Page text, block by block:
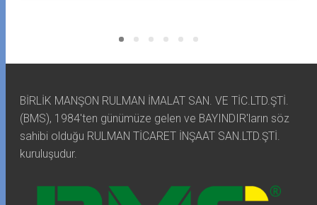
BİRLİK MANŞON RULMAN İMALAT SAN. VE TİC.LTD.ŞTİ.
(BMS), 1984'ten günümüze gelen ve BAYINDIR'ların söz
sahibi olduğu RULMAN TİCARET İNŞAAT SAN.LTD.ŞTİ.
kuruluşudur.